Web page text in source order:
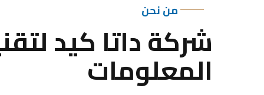
من نحن
شركة داتا كيد
المعلومات